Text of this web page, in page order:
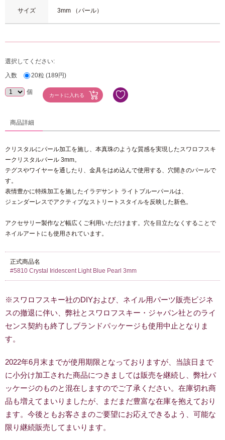
サイズ 3mm （パール）
選択してください:
入数
20粒 (189円)
個
商品詳細
クリスタルにパール加工を施し、本真珠のような質感を実現したスワロフスキ
ークリスタルパール 3mm。
テグスやワイヤーを通したり、金具をはめ込んで使用する、穴開きのパールで
す。
表情豊かに特殊加工を施したイラデサント ライトブルーパールは、
ジェンダーレスでアクティブなストリートスタイルを反映した新色。
アクセサリー製作など幅広くご利用いただけます。穴を目立たなくすることで
ネイルアートにも使用されています。
正式商品名
#5810 Crystal Iridescent Light Blue Pearl 3mm
※スワロフスキー社のDIYおよび、ネイル用パーツ販売ビジネ
スの撤退に伴い、弊社とスワロフスキー・ジャパン社とのライ
センス契約も終了しブランドパッケージも使用中止となりま
す。
2022年6月末までが使用期限となっておりますが、当該日まで
に小分け加工された商品につきましては販売を継続し、弊社パ
ッケージのものと混在しますのでご了承ください。在庫切れ商
品も増えてまいりましたが、まだまだ豊富な在庫を抱えており
ます。今後ともお客さまのご要望にお応えできるよう、可能な
限り継続販売してまいります。